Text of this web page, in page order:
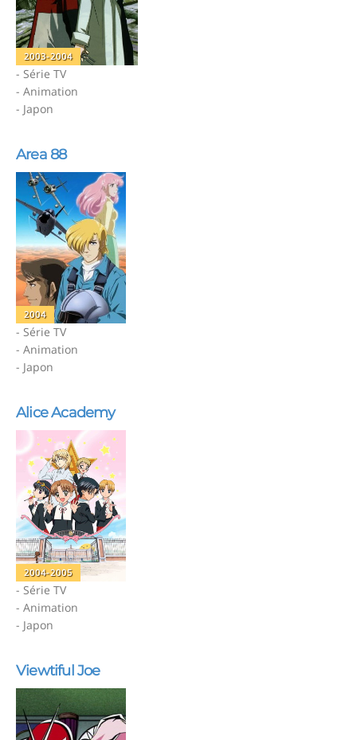
2003-2004
- Série TV
- Animation
- Japon
Area 88
2004
- Série TV
- Animation
- Japon
Alice Academy
2004-2005
- Série TV
- Animation
- Japon
Viewtiful Joe